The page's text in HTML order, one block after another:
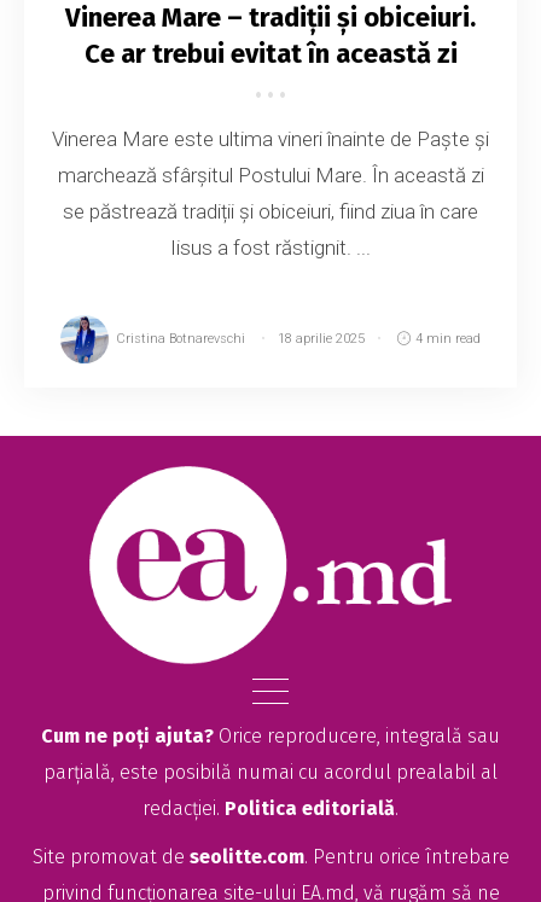
Vinerea Mare – tradiții și obiceiuri.
Ce ar trebui evitat în această zi
Vinerea Mare este ultima vineri înainte de Paște și
marchează sfârșitul Postului Mare. În această zi
se păstrează tradiții și obiceiuri, fiind ziua în care
Iisus a fost răstignit. ...
Cristina Botnarevschi 18 aprilie 2025 4 min read
Cum ne poți ajuta? Orice reproducere, integrală sau
parțială, este posibilă numai cu acordul prealabil al
redacției. Politica editorială.
Site promovat de seolitte.com. Pentru orice întrebare
privind funcționarea site-ului EA.md, vă rugăm să ne